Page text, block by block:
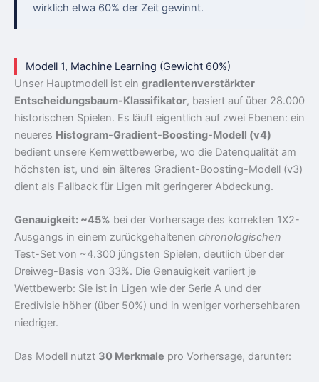
wirklich etwa 60% der Zeit gewinnt.
Modell 1, Machine Learning (Gewicht 60%)
Unser Hauptmodell ist ein gradientenverstärkter
Entscheidungsbaum-Klassifikator, basiert auf über 28.000
historischen Spielen. Es läuft eigentlich auf zwei Ebenen: ein
neueres Histogram-Gradient-Boosting-Modell (v4)
bedient unsere Kernwettbewerbe, wo die Datenqualität am
höchsten ist, und ein älteres Gradient-Boosting-Modell (v3)
dient als Fallback für Ligen mit geringerer Abdeckung.
Genauigkeit: ~45% bei der Vorhersage des korrekten 1X2-
Ausgangs in einem zurückgehaltenen chronologischen
Test-Set von ~4.300 jüngsten Spielen, deutlich über der
Dreiweg-Basis von 33%. Die Genauigkeit variiert je
Wettbewerb: Sie ist in Ligen wie der Serie A und der
Eredivisie höher (über 50%) und in weniger vorhersehbaren
niedriger.
Das Modell nutzt 30 Merkmale pro Vorhersage, darunter: